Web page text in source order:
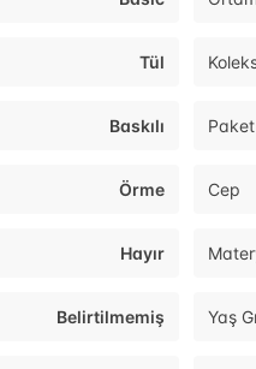
Tül
Baskılı
Örme Cep
Hayır
Belirtilmemiş Yaş